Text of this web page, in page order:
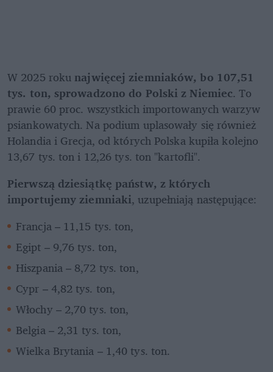
W 2025 roku najwięcej ziemniaków, bo 107,51
tys. ton, sprowadzono do Polski z Niemiec. To
prawie 60 proc. wszystkich importowanych warzyw
psiankowatych. Na podium uplasowały się również
Holandia i Grecja, od których Polska kupiła kolejno
13,67 tys. ton i 12,26 tys. ton "kartofli".
Pierwszą dziesiątkę państw, z których
importujemy ziemniaki, uzupełniają następujące:
Francja – 11,15 tys. ton,
Egipt – 9,76 tys. ton,
Hiszpania – 8,72 tys. ton,
Cypr – 4,82 tys. ton,
Włochy – 2,70 tys. ton,
Belgia – 2,31 tys. ton,
Wielka Brytania – 1,40 tys. ton.